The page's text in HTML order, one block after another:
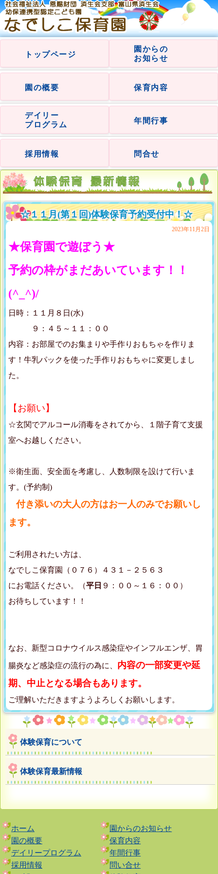
トップページ
園からの
お知らせ
園の概要 保育内容
デイリー
プログラム
年間行事
採用情報 問合せ
☆１１月(第１回)体験保育予約受付中！☆
2023年11月2日
★保育園で遊ぼう★
予約の枠がまだあいています！！
(^_^)/
日時：１１月８日(水)
９：４５～１１：００
内容：お部屋でのお集まりや手作りおもちゃを作りま
す！牛乳パックを使った手作りおもちゃに変更しまし
た。
【お願い】
☆玄関でアルコール消毒をされてから、１階子育て支援
室へお越しください。
※衛生面、安全面を考慮し、人数制限を設けて行いま
す。(予約制)
付き添いの大人の方はお一人のみでお願いし
ます。
ご利用されたい方は、
なでしこ保育園（０７６）４３１－２５６３
にお電話ください。（平日 ９：００～１６：００）
お待ちしています！！
なお、新型コロナウイルス感染症やインフルエンザ、胃
腸炎など感染症の流行の為に、 内容の一部変更や延
期、中止となる場合もあります。
ご理解いただきますようよろしくお願いします。
体験保育について
体験保育最新情報
ホーム
園からのお知らせ
園の概要
保育内容
デイリープログラム
年間行事
採用情報
問い合せ